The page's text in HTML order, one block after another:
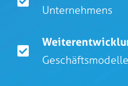
Unternehmens